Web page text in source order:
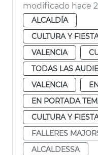
modificado hace
ALCALDÍA
CULTURA Y
VALENCIA
TODAS LAS
VALENCIA
EN PORTADA
CULTURA Y
FALLERES
ALCALDESSA